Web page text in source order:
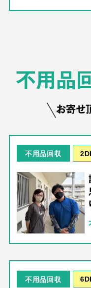
不用品
お寄せ
不用品回収
不用品回収